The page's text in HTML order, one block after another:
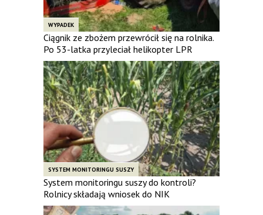
WYPADEK
Ciągnik ze zbożem przewrócił się na rolnika.
Po 53-latka przyleciał helikopter LPR
SYSTEM MONITORINGU SUSZY
System monitoringu suszy do kontroli?
Rolnicy składają wniosek do NIK